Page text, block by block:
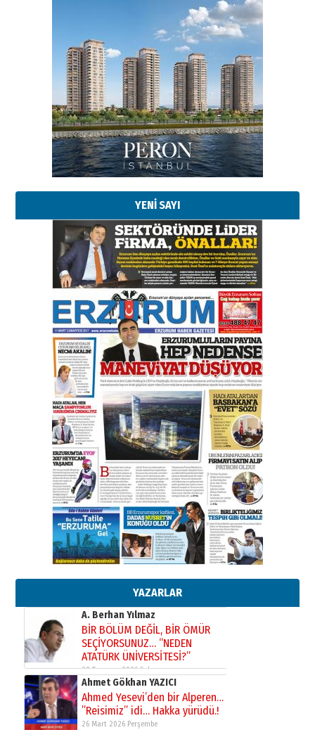
YENİ SAYI
YAZARLAR
Esat BİNDESEN
Başkan Sekmen’den Erzurum’a
bir vizyon proje daha!
02 Ağustos 2026 Pazar
Kadir SABUNCUOĞLU
Erzurumspor’un köşe taşları
29 Haziran 2026 Pazartesi
Kenan GÜLERCİ
Murat Şahsuvaroğlu ERKON’da
çıtayı yukarı taşırken,
yönetimdekiler aşağı
çekmemeli!
17 Şubat 2026 SalıOrhan BOZKURT
Bir fotoğraf, bir şehir, bir
gazeteci… Dizginler kimin
A. Berhan Yılmaz
BİR BÖLÜM DEĞİL, BİR ÖMÜR
SEÇİYORSUNUZ… “NEDEN
ATATÜRK ÜNİVERSİTESİ?”
28 Temmuz 2026 Salı
Ahmet Gökhan YAZICI
Ahmed Yesevi’den bir Alperen…
”Reisimiz” idi… Hakka yürüdü.!
26 Mart 2026 Perşembe